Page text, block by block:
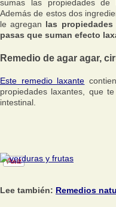
sumas las propiedades
Además de estos dos
le agregan las
pasas que suman efecto
Remedio de agar agar,
Este remedio laxante
propiedades laxantes, que
intestinal.
Lee también: Remedios